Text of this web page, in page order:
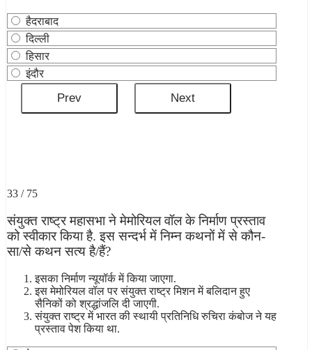
हैदराबाद
दिल्ली
हिसार
इंदौर
33 / 75
संयुक्त राष्ट्र महासभा ने मेमोरियल वॉल के निर्माण प्रस्ताव
को स्वीकार किया है. इस सन्दर्भ में निम्न कथनों में से कौन-
सा/से कथन सत्य है/हैं?
इसका निर्माण न्यूयॉर्क में किया जाएगा.
इस मेमोरियल वॉल पर संयुक्त राष्ट्र मिशन में बलिदान हुए
सैनिकों को श्रद्धांजलि दी जाएगी.
संयुक्त राष्ट्र में भारत की स्थायी प्रतिनिधि रुचिरा कंबोज ने यह
प्रस्ताव पेश किया था.